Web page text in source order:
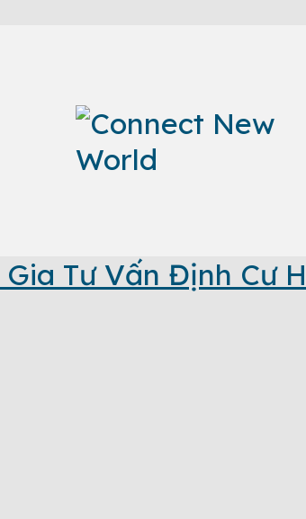
Gia Tư Vấn Định Cư